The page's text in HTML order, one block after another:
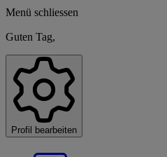
Menü schliessen
Guten Tag,
Profil bearbeiten